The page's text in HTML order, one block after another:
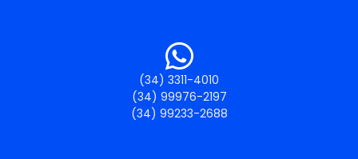
(34) 3311-4010
(34) 99976-2197
(34) 99233-2688